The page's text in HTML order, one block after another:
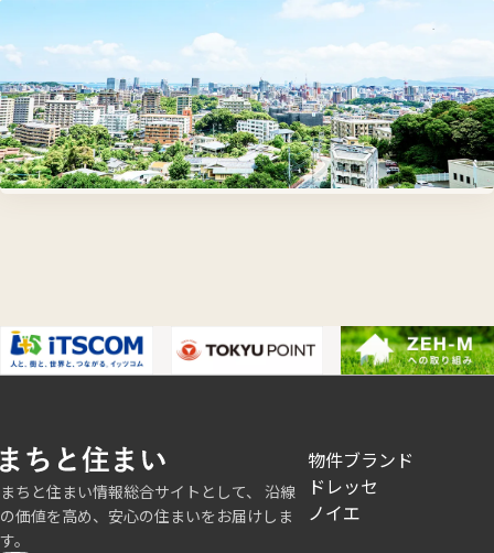
まちと住まい情報総合サイトとして、 沿線
の価値を高め、安心の住まいをお届けしま
す。
フ
ッ
タ
物件ブランド
ドレッセ
ノイエ